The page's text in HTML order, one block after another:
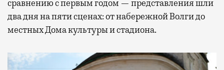
сравнению с первым годом — представления шли
два дня на пяти сценах: от набережной Волги до
местных Дома культуры и стадиона.